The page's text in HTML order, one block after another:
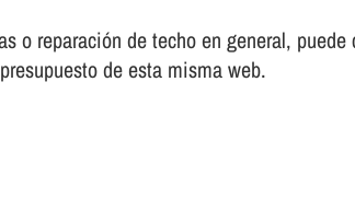
reparación de techo en general,
de esta misma web.